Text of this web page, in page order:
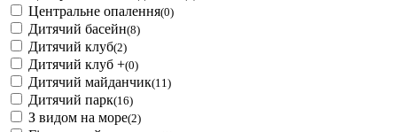
Центральне опалення(0)
Дитячий басейн(8)
Дитячий клуб(2)
Дитячий клуб +(0)
Дитячий майданчик(11)
Дитячий парк(16)
З видом на море(2)